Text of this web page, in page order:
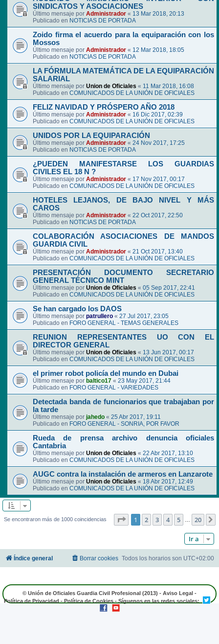
SINDICATOS Y ASOCIACIONES
Último mensaje por Administrador « 13 Mar 2018, 20:13
Publicado en NOTICIAS DE PORTADA
Zoido firma el acuerdo para la equiparación con los
Mossos
Último mensaje por Administrador « 12 Mar 2018, 18:05
Publicado en NOTICIAS DE PORTADA
LA FÓRMULA MATEMÁTICA DE LA EQUIPARACIÓN
SALARIAL
Último mensaje por Union de Oficiales « 11 Mar 2018, 16:08
Publicado en COMUNICADOS DE LA UNIÓN DE OFICIALES
FELIZ NAVIDAD Y PRÓSPERO AÑO 2018
Último mensaje por Administrador « 16 Dic 2017, 02:39
Publicado en COMUNICADOS DE LA UNIÓN DE OFICIALES
UNIDOS POR LA EQUIPARACIÓN
Último mensaje por Administrador « 24 Nov 2017, 17:25
Publicado en NOTICIAS DE PORTADA
¿PUEDEN MANIFESTARSE LOS GUARDIAS
CIVILES EL 18 N ?
Último mensaje por Administrador « 17 Nov 2017, 00:17
Publicado en COMUNICADOS DE LA UNIÓN DE OFICIALES
HOTELES LEJANOS, DE BAJO NIVEL Y MÁS
CAROS
Último mensaje por Administrador « 22 Oct 2017, 22:50
Publicado en NOTICIAS DE PORTADA
COLABORACIÓN ASOCIACIONES DE MANDOS
GUARDIA CIVIL
Último mensaje por Administrador « 21 Oct 2017, 13:40
Publicado en COMUNICADOS DE LA UNIÓN DE OFICIALES
PRESENTACIÓN DOCUMENTO SECRETARIO
GENERAL TÉCNICO MINT
Último mensaje por Union de Oficiales « 05 Sep 2017, 22:41
Publicado en COMUNICADOS DE LA UNIÓN DE OFICIALES
Se han cargado los DAOS
Último mensaje por patrullero « 27 Jul 2017, 23:05
Publicado en FORO GENERAL - TEMAS GENERALES
REUNION REPRESENTANTES UO CON EL
DIRECTOR GENERAL
Último mensaje por Union de Oficiales « 13 Jun 2017, 00:17
Publicado en COMUNICADOS DE LA UNIÓN DE OFICIALES
el primer robot policía del mundo en Dubai
Último mensaje por baltico17 « 23 May 2017, 21:44
Publicado en FORO GENERAL - VARIEDADES
Detectada banda de funcionarios que trabajaban por
la tarde
Último mensaje por jahedo « 25 Abr 2017, 19:11
Publicado en FORO GENERAL - SONRIA, POR FAVOR
Rueda de prensa archivo denuncia oficiales
Cantabria
Último mensaje por Union de Oficiales « 22 Abr 2017, 13:10
Publicado en COMUNICADOS DE LA UNIÓN DE OFICIALES
AUGC contra la instalación de armeros en Lanzarote
Último mensaje por Union de Oficiales « 18 Abr 2017, 12:49
Publicado en COMUNICADOS DE LA UNIÓN DE OFICIALES
Se encontraron más de 1000 coincidencias Página de 20
1 2 3 4 5 … 20
Ir a
Índice general Todos los horarios son UTC+02:00
Borrar cookies
© Unión de Oficiales Guardia Civil Profesional (2013) - Aviso Legal -
Política de Privacidad-Política de Cookies- Síguenos en las redes sociales: